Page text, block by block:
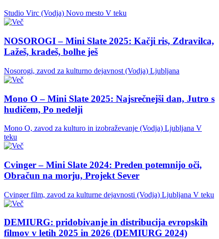
Studio Virc (Vodja) Novo mesto V teku
NOSOROGI – Mini Slate 2025: Kačji ris, Zdravilca,
Lažeš, kradeš, bolhe ješ
Nosorogi, zavod za kulturno dejavnost (Vodja) Ljubljana
Mono O – Mini Slate 2025: Najsrečnejši dan, Jutro s
hudičem, Po nedelji
Mono O, zavod za kulturo in izobraževanje (Vodja) Ljubljana V
teku
Cvinger – Mini Slate 2024: Preden potemnijo oči,
Obračun na morju, Projekt Sever
Cvinger film, zavod za kulturne dejavnosti (Vodja) Ljubljana V teku
DEMIURG: pridobivanje in distribucija evropskih
filmov v letih 2025 in 2026 (DEMIURG 2024)